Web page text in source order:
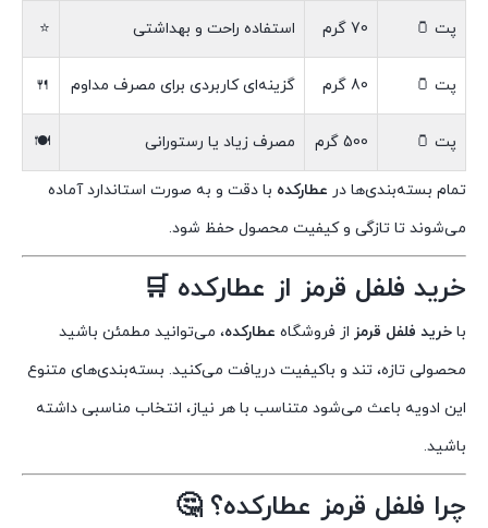
پت 🫙 70 گرم استفاده راحت و بهداشتی ⭐
پت 🫙 80 گرم گزینه‌ای کاربردی برای مصرف مداوم 🍴
پت 🫙 500 گرم مصرف زیاد یا رستورانی 🍽️
تمام بسته‌بندی‌ها در عطارکده با دقت و به صورت استاندارد آماده
می‌شوند تا تازگی و کیفیت محصول حفظ شود.
خرید فلفل قرمز از عطارکده 🛒
با خرید فلفل قرمز از فروشگاه عطارکده، می‌توانید مطمئن باشید
محصولی تازه، تند و باکیفیت دریافت می‌کنید. بسته‌بندی‌های متنوع
این ادویه باعث می‌شود متناسب با هر نیاز، انتخاب مناسبی داشته
باشید.
چرا فلفل قرمز عطارکده؟ 🤔